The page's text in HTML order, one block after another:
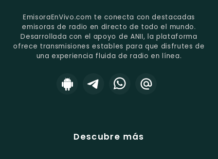
EmisoraEnVivo.com te conecta con destacadas
emisoras de radio en directo de todo el mundo.
Desarrollada con el apoyo de ANII, la plataforma
ofrece transmisiones estables para que disfrutes de
una experiencia fluida de radio en línea.
Descubre más